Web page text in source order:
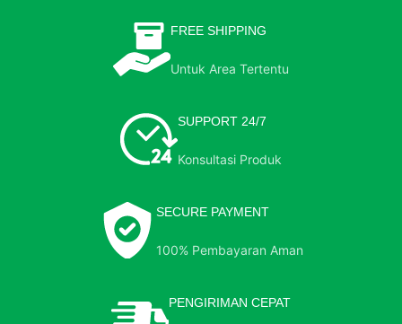
FREE SHIPPING
Untuk Area Tertentu
SUPPORT 24/7
Konsultasi Produk
SECURE PAYMENT
100% Pembayaran Aman
PENGIRIMAN CEPAT